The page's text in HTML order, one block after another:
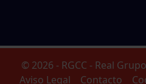
© 2026 - RGCC - Real
Aviso Legal
Contacto